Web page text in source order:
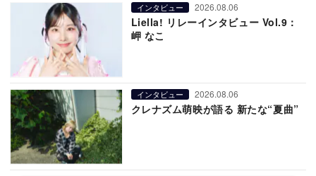
インタビュー 2026.08.06
Liella! リレーインタビュー Vol.9：
岬 なこ
インタビュー 2026.08.06
クレナズム萌映が語る 新たな“夏曲”